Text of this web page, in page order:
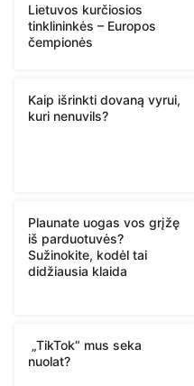
Lietuvos kurčiosios
tinklininkės – Europos
čempionės
Kaip išrinkti dovaną vyrui,
kuri nenuvils?
Plaunate uogas vos grįžę
iš parduotuvės?
Sužinokite, kodėl tai
didžiausia klaida
„TikTok“ mus seka
nuolat?